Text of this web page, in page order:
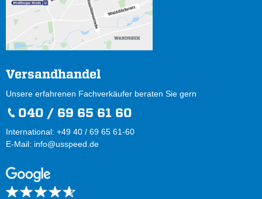
Versandhandel
Unsere erfahrenen Fachverkäufer beraten Sie gern
040 / 69 65 61 60
International: +49 40 / 69 65 61-60
E-Mail: info@usspeed.de